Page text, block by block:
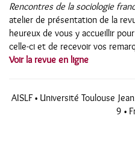
Rencontres de la sociologie
atelier de présentation de la
heureux de vous y accueillir
celle-ci et de recevoir vos
Voir la revue en ligne
AISLF • Université Toulouse
9 •